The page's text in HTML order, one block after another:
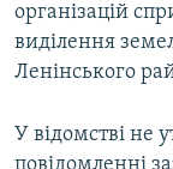
організацій
виділення
Ленінського
У відомстві не